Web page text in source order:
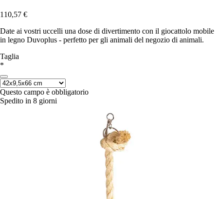
110,57 €
Date ai vostri uccelli una dose di divertimento con il giocattolo mobile
in legno Duvoplus - perfetto per gli animali del negozio di animali.
Taglia
*
Questo campo è obbligatorio
Spedito in 8 giorni